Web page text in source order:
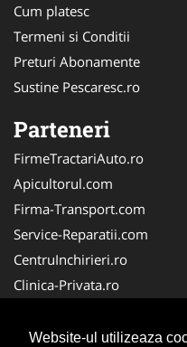
Website-ul utilizeaza
Cum platesc
Termeni si Conditii
Preturi Abonamente
Sustine Pescaresc.ro
Parteneri
FirmeTractariAuto.ro
Apicultorul.com
Firma-Transport.com
Service-Reparatii.com
CentruInchirieri.ro
Clinica-Privata.ro
Servicii-DDD.com